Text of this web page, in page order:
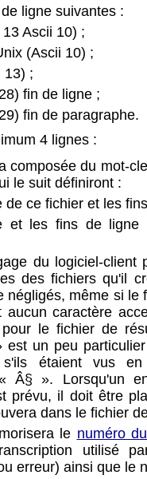
ligne suivantes :
Ascii 10) ;
(Ascii 10) ;
13) ;
fin de ligne ;
fin de paragraphe.
4 lignes :
composée du mot-
le suit définiront :
de ce fichier et les
et les fins de
du logiciel-client
des fichiers qu'il
négligés, même si le
aucun caractère
le fichier de
est un peu
s'ils étaient vus
Â§ ». Lorsqu'un
prévu, il doit être
dans le fichier
le numéro
utilisé
erreur) ainsi que le